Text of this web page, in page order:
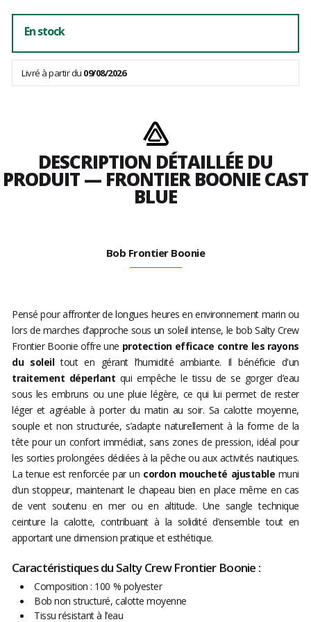
En stock
Livré à partir du 09/08/2026
DESCRIPTION DÉTAILLÉE DU
PRODUIT — FRONTIER BOONIE CAST
BLUE
Bob Frontier Boonie
Pensé pour affronter de longues heures en environnement marin ou
lors de marches d’approche sous un soleil intense, le bob Salty Crew
Frontier Boonie offre une protection efficace contre les rayons
du soleiltout en gérant l’humidité ambiante. Il bénéficie d'un
traitement déperlant qui empêche le tissu de se gorger d’eau
sous les embruns ou une pluie légère, ce qui lui permet de rester
léger et agréable à porter du matin au soir. Sa calotte moyenne,
souple et non structurée, s’adapte naturellement à la forme de la
tête pour un confort immédiat, sans zones de pression, idéal pour
les sorties prolongées dédiées à la pêche ou aux activités nautiques.
La tenue est renforcée par un cordon moucheté ajustable muni
d’un stoppeur, maintenant le chapeau bien en place même en cas
de vent soutenu en mer ou en altitude. Une sangle technique
ceinture la calotte, contribuant à la solidité d’ensemble tout en
apportant une dimension pratique et esthétique.
Caractéristiques du Salty Crew Frontier Boonie :
Composition : 100 % polyester
Bob non structuré, calotte moyenne
Tissu résistant à l’eau